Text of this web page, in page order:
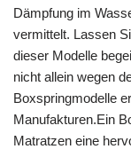
Dämpfung im
vermittelt. Lassen
dieser Modelle
nicht allein wegen
Boxspringmodelle
Manufakturen.Ein
Matratzen eine